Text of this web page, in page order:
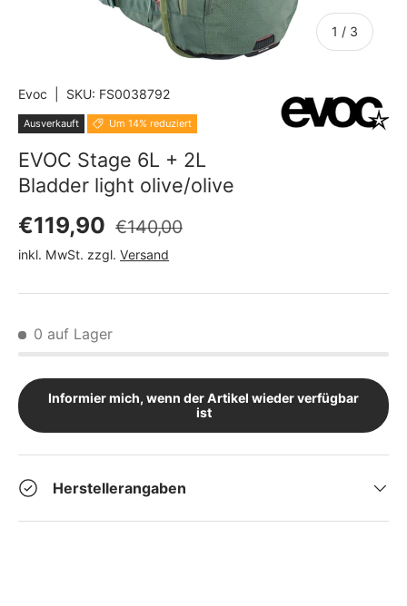
1 / von
3
Evoc SKU: FS0038792
Ausverkauft Um 14% reduziert
EVOC Stage 6L + 2L
Bladder light olive/olive
Verkaufspreis
€119,90 Normaler Preis
€140,00
inkl. MwSt. zzgl. Versand
0 auf Lager
Informier mich, wenn der Artikel wieder verfügbar
ist
Herstellerangaben